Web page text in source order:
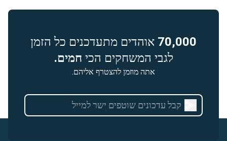
70,000 אוהדים מתעדכנים כל הזמן
לגבי המשחקים הכי חמים.
אתה מוזמן להצטרף אליהם.